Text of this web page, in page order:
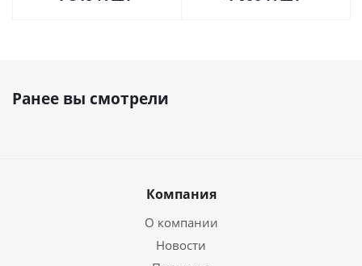
Ранее вы смотрели
Компания
О компании
Новости